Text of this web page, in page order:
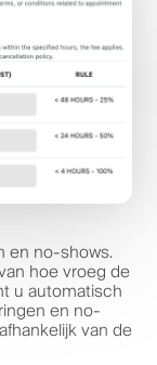
en no-shows.
hoe vroeg de
u automatisch
en no-
van de